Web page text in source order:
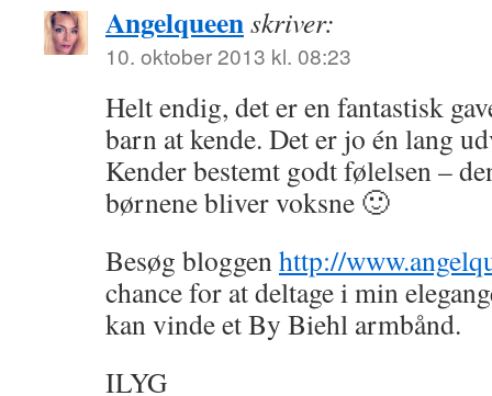
Angelqueenskriver:
10. oktober 2013 kl. 08:23
Helt endig, det er en fantastisk
barn at kende. Det er jo én lang
Kender bestemt godt følelsen –
børnene bliver voksne 🙂
Besøg bloggenhttp://
chance for at deltage i min
kan vinde et By Biehl armbånd.
ILYG